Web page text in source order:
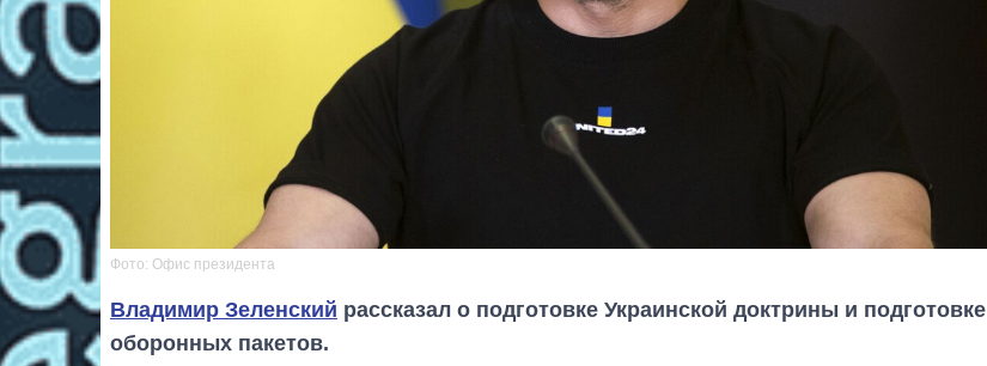
Фото: Офис президента
Владимир Зеленский рассказал о подготовке Украинской доктрины и подготовке
оборонных пакетов.